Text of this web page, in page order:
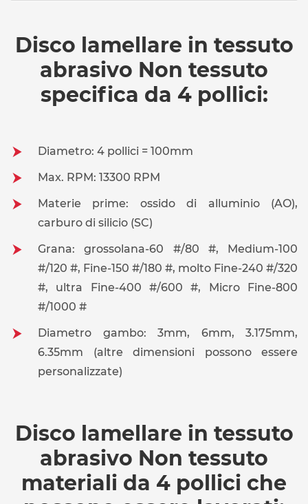
Disco lamellare in tessuto
abrasivo Non tessuto
specifica da 4 pollici:
Diametro: 4 pollici = 100mm
Max. RPM: 13300 RPM
Materie prime: ossido di alluminio (AO),
carburo di silicio (SC)
Grana: grossolana-60 #/80 #, Medium-100
#/120 #, Fine-150 #/180 #, molto Fine-240 #/320
#, ultra Fine-400 #/600 #, Micro Fine-800
#/1000 #
Diametro gambo: 3mm, 6mm, 3.175mm,
6.35mm (altre dimensioni possono essere
personalizzate)
Disco lamellare in tessuto
abrasivo Non tessuto
materiali da 4 pollici che